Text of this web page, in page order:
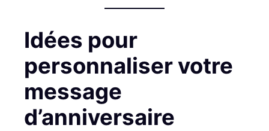
Idées pour
personnaliser votre
message
d’anniversaire